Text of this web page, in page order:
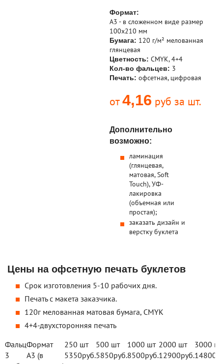
Формат:
А3 - в сложенном виде размер
100х210 мм
Бумага: 120 г/м² мелованная
глянцевая
Цветность: CMYK, 4+4
Кол-во фальцев: 3
Печать: офсетная, цифровая
от4,16руб за шт.
Дополнительно
возможно:
ламинация
(глянцевая,
матовая, Soft
Touch), УФ-
лакировка
(объемная или
простая);
заказать дизайн и
верстку буклета
Цены на офсетную печать буклетов
Срок изготовления 5-10 рабочих дня.
Печать с макета заказчика.
120г мелованная матовая бумага, CMYK
4+4-двухсторонняя печать
ФальцФормат 250 шт 500 шт 1000 шт 2000 шт
3000
3
А3 (в
5350руб.5850руб.8500руб.12900руб.14800